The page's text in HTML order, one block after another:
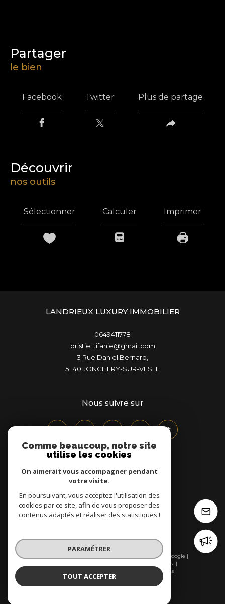
partager
le bien
Facebook Twitter Plus de partage
découvrir
nos outils
Sélectionner Calculer Imprimer
LANDRIEUX LUXURY IMMOBILIER
0649411778
bristiel.tifanie@gmail.com
3 Rue Daniel Bernard,
51140
JONCHERY-SUR-VESLE
Nous suivre sur
Adhérents
© 2026 | Tous droits réservés | Traduction powered by Google |
Mentions légales
Cookies
Comme beaucoup, notre site
utilise les cookies
On aimerait vous accompagner pendant
votre visite.
En poursuivant, vous acceptez l'utilisation des
cookies par ce site, afin de vous proposer des
contenus adaptés et réaliser des statistiques !
PARAMÉTRER
TOUT ACCEPTER